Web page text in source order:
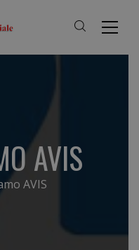
AVIS
AVIS